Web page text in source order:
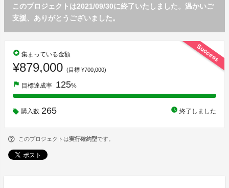
このプロジェクトは2021/09/30に終了いたしました。温かいご
支援、ありがとうございました。
Success
stars 集まっている金額
¥879,000 (目標 ¥700,000)
flag 目標達成率 125%
購入数 265 watch_later 終了しました
このプロジェクトは実行確約型です。